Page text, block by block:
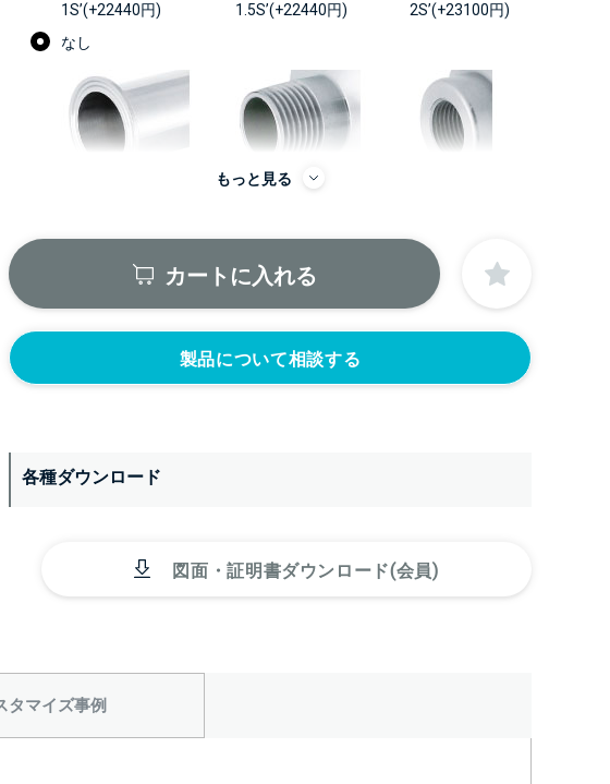
1S’(+22440円)
1.5S’(+22440円)
2S’(+23100円)
なし
もっと見る
カートに入れる
製品について相談する
各種ダウンロード
図面・証明書ダウンロード(会員)
タマイズ事例